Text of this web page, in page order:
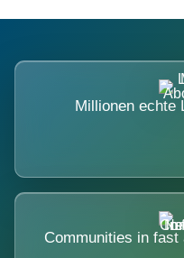
Millionen echte
Communities in